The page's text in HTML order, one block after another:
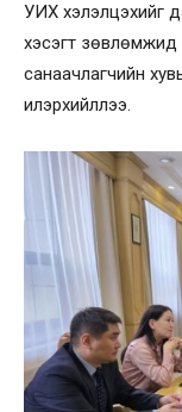
УИХ хэлэлцэхийг
хэсэгт зөвлөмжид
санаачлагчийн
илэрхийллээ.